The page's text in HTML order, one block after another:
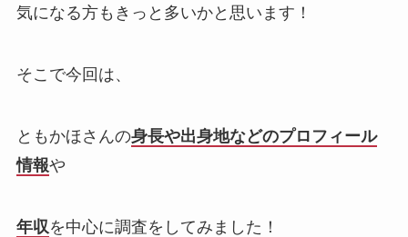
気になる方もきっと多いかと思います！
そこで今回は、
ともかほさんの身長や出身地などのプロフィール
情報や
年収 を中心に調査をしてみました！